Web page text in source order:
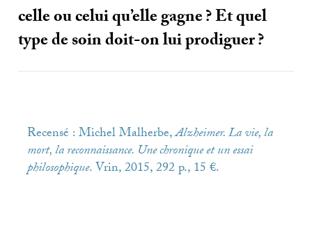
celle ou celui qu’elle gagne? Et quel
type de soin doit-on lui prodiguer?
Recensé : Michel Malherbe,Alzheimer. La vie, la
mort, la reconnaissance. Une chronique et un essai
philosophique. Vrin, 2015, 292 p., 15 €.